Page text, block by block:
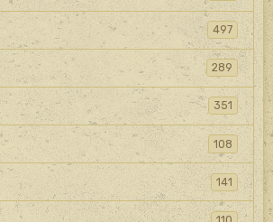
497
289
351
108
141